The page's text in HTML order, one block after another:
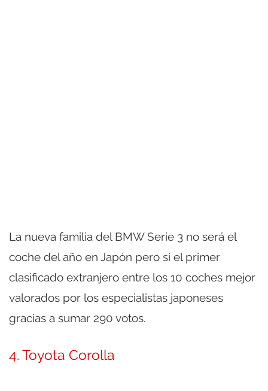
La nueva familia del BMW Serie 3 no será el
coche del año en Japón pero si el primer
clasificado extranjero entre los 10 coches mejor
valorados por los especialistas japoneses
gracias a sumar 290 votos.
4. Toyota Corolla